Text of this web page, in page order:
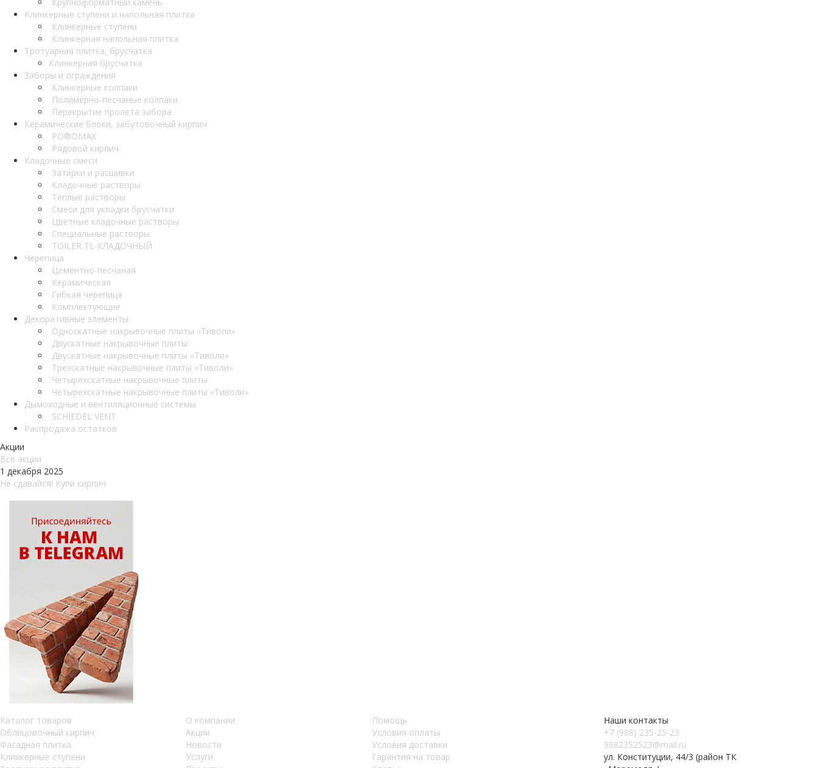
Клинкерные ступени и напольная плитка
Клинкерные ступени
Клинкерная напольная плитка
Тротуарная плитка, брусчатка
Клинкерная брусчатка
Заборы и ограждения
Клинкерные колпаки
Полимерно-песчаные колпаки
Перекрытие пролета забора
Керамические блоки, забутовочный кирпич
PO®OMAX
Рядовой кирпич
Кладочные смеси
Затирки и расшивки
Кладочные растворы
Теплые растворы
Смеси для укладки брусчатки
Цветные кладочные растворы
Специальные растворы
TOILER TL-КЛАДОЧНЫЙ
Черепица
Цементно-песчаная
Керамическая
Гибкая черепица
Комплектующие
Декоративные элементы
Односкатные накрывочные плиты «Тиволи»
Двускатные накрывочные плиты
Двускатные накрывочные плиты «Тиволи»
Трехскатные накрывочные плиты «Тиволи»
Четырехскатные накрывочные плиты
Четырехскатные накрывочные плиты «Тиволи»
Дымоходные и вентиляционные системы
SCHIEDEL VENT
Распродажа остатков
Акции
Все акции
1 декабря 2025
Не сдавайся! Купи кирпич
Каталог товаров
Облицовочный кирпич
Фасадная плитка
Клинкерные ступени
О компании
Акции
Новости
Услуги
Помощь
Условия оплаты
Условия доставки
Гарантия на товар
Наши контакты
+7 (988) 235-25-23
9882352523@mail.ru
ул. Конституции, 44/3 (район ТК